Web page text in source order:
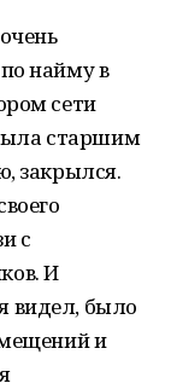
найму в
сети
старшим
закрылся.
с
И
видел, было
и